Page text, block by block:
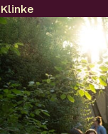
Klinke